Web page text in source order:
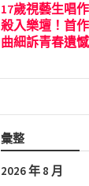
17歲視藝生唱
殺入樂壇！首
曲細訴青春遺憾
彙整
2026 年 8 月